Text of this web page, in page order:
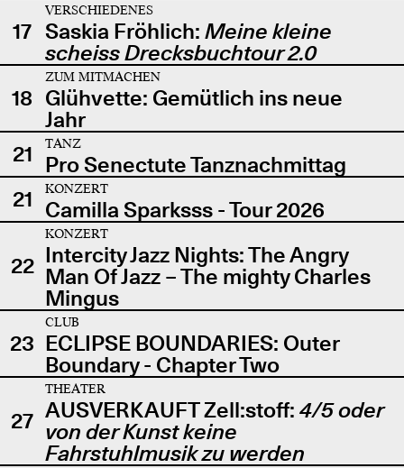
17
VERSCHIEDENES
Saskia Fröhlich: Meine kleine
scheiss Drecksbuchtour 2.0
18
ZUM MITMACHEN
Glühvette: Gemütlich ins neue
Jahr
21
TANZ
Pro Senectute Tanznachmittag
21
KONZERT
Camilla Sparksss - Tour 2026
22
KONZERT
Intercity Jazz Nights: The Angry
Man Of Jazz – The mighty Charles
Mingus
23
CLUB
ECLIPSE BOUNDARIES: Outer
Boundary - Chapter Two
27
THEATER
AUSVERKAUFT Zell:stoff: 4/5 oder
von der Kunst keine
Fahrstuhlmusik zu werden